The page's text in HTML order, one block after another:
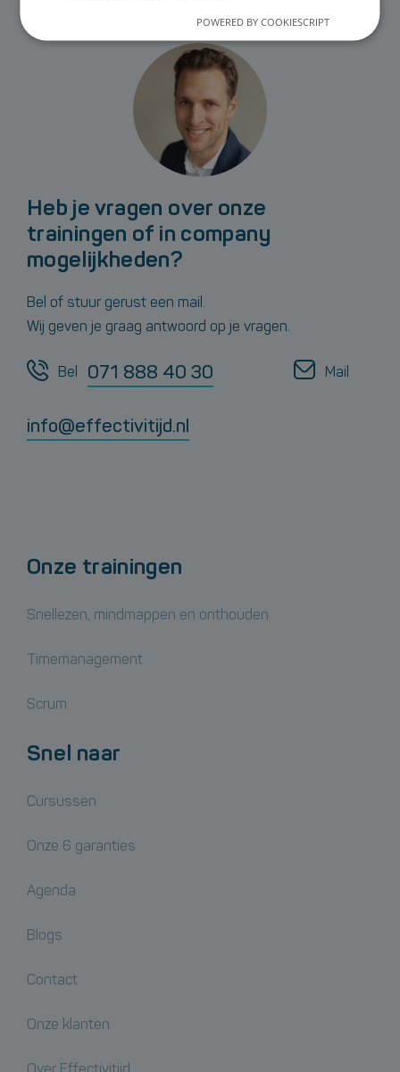
Heb je vragen over onze
trainingen of in company
mogelijkheden?
Bel of stuur gerust een mail.
Wij geven je graag antwoord op je vragen.
Bel 071 888 40 30 Mail
info@effectivitijd.nl
Onze trainingen
Snellezen, mindmappen en onthouden
Timemanagement
Scrum
Snel naar
Cursussen
Onze 6 garanties
Agenda
Blogs
Contact
Onze klanten
POWERED BY COOKIESCRIPT